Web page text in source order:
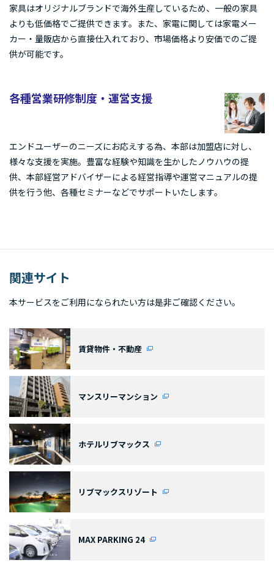
家具はオリジナルブランドで海外生産しているため、一般の家具
よりも低価格でご提供できます。また、家電に関しては家電メー
カー・量販店から直接仕入れており、市場価格より安価でのご提
供が可能です。
各種営業研修制度・運営支援
エンドユーザーのニーズにお応えする為、本部は加盟店に対し、
様々な支援を実施。豊富な経験や知識を生かしたノウハウの提
供、本部経営アドバイザーによる経営指導や運営マニュアルの提
供を行う他、各種セミナーなどでサポートいたします。
関連サイト
本サービスをご利用になられたい方は是非ご確認ください。
賃貸物件・不動産
マンスリーマンション
ホテルリブマックス
リブマックスリゾート
MAX PARKING 24